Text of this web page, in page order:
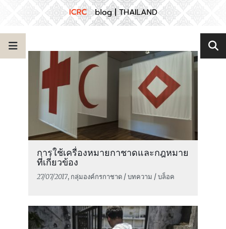
การใช้เครื่องหมายกาชาดและกฎหมาย
ที่เกี่ยวข้อง
27/07/2017, กลุ่มองค์กรกาชาด / บทความ / บล็อค